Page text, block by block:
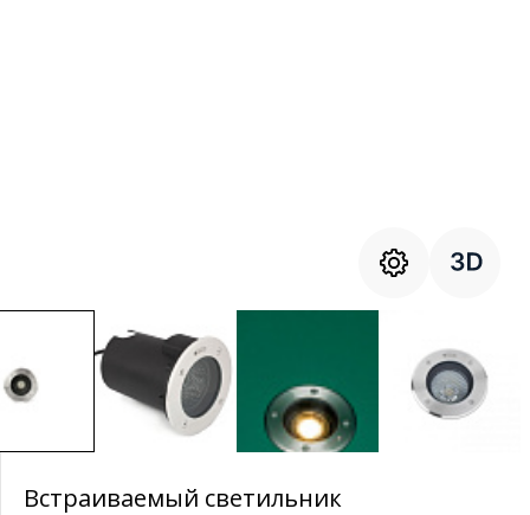
Встраиваемый светильник